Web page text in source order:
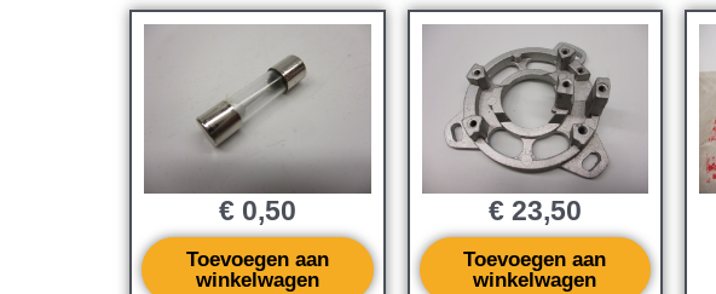
€0,50
Toevoegen aan
winkelwagen
€23,50
Toevoegen aan
winkelwagen